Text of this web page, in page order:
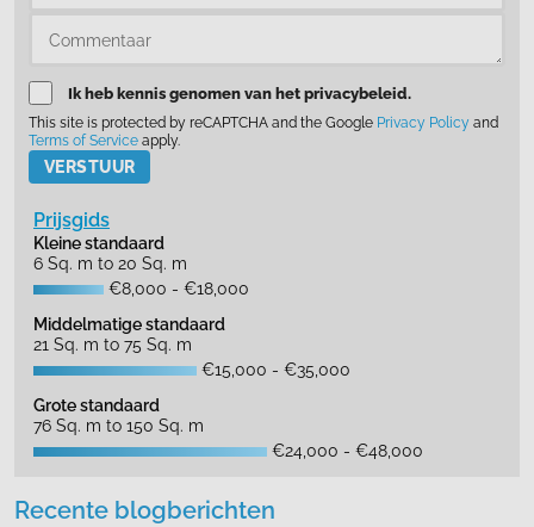
Ik heb kennis genomen van het privacybeleid.
This site is protected by reCAPTCHA and the Google Privacy Policy and
Terms of Service apply.
Please leave this field empty.
Prijsgids
Kleine standaard
6 Sq. m to 20 Sq. m
€8,000 - €18,000
Middelmatige standaard
21 Sq. m to 75 Sq. m
€15,000 - €35,000
Grote standaard
76 Sq. m to 150 Sq. m
€24,000 - €48,000
Recente blogberichten